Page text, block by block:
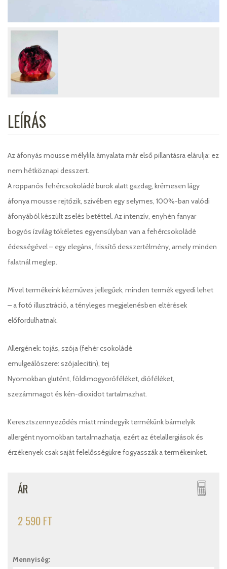
LEÍRÁS
Az áfonyás mousse mélylila árnyalata már első pillantásra elárulja: ez
nem hétköznapi desszert.
A roppanós fehércsokoládé burok alatt gazdag, krémesen lágy
áfonya mousse rejtőzik, szívében egy selymes, 100%-ban valódi
áfonyából készült zselés betéttel. Az intenzív, enyhén fanyar
bogyós ízvilág tökéletes egyensúlyban van a fehércsokoládé
édességével – egy elegáns, frissítő desszertélmény, amely minden
falatnál meglep.
Mivel termékeink kézműves jellegűek, minden termék egyedi lehet
– a fotó illusztráció, a tényleges megjelenésben eltérések
előfordulhatnak.
Allergének: tojás, szója (fehér csokoládé
emulgeálószere: szójalecitin), tej
Nyomokban glutént, földimogyoróféléket, dióféléket,
szezámmagot és kén-dioxidot tartalmazhat.
Keresztszennyeződés miatt mindegyik termékünk bármelyik
allergént nyomokban tartalmazhatja, ezért az ételallergiások és
érzékenyek csak saját felelősségükre fogyasszák a termékeinket.
ÁR
2 590 FT
Mennyiség: